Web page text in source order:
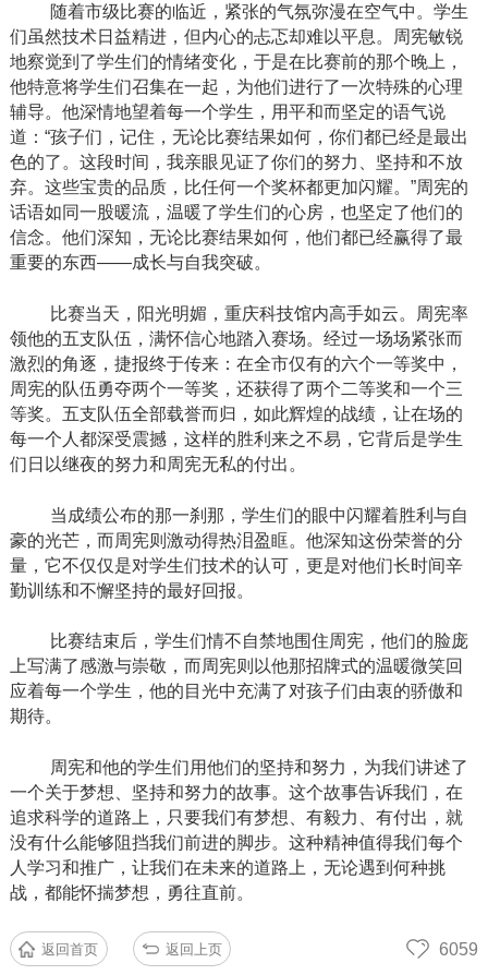
随着市级比赛的临近，紧张的气氛弥漫在空气中。学生
们虽然技术日益精进，但内心的忐忑却难以平息。周宪敏锐
地察觉到了学生们的情绪变化，于是在比赛前的那个晚上，
他特意将学生们召集在一起，为他们进行了一次特殊的心理
辅导。他深情地望着每一个学生，用平和而坚定的语气说
道： “孩子们，记住，无论比赛结果如何，你们都已经是最出
色的了。这段时间，我亲眼见证了你们的努力、坚持和不放
弃。这些宝贵的品质，比任何一个奖杯都更加闪耀。”周宪的
话语如同一股暖流，温暖了学生们的心房，也坚定了他们的
信念。他们深知，无论比赛结果如何，他们都已经赢得了最
重要的东西——成长与自我突破。
比赛当天，阳光明媚，重庆科技馆内高手如云。周宪率
领他的五支队伍，满怀信心地踏入赛场。经过一场场紧张而
激烈的角逐，捷报终于传来：在全市仅有的六个一等奖中，
周宪的队伍勇夺两个一等奖，还获得了两个二等奖和一个三
等奖。五支队伍全部载誉而归，如此辉煌的战绩，让在场的
每一个人都深受震撼，这样的胜利来之不易，它背后是学生
们日以继夜的努力和周宪无私的付出。
当成绩公布的那一刹那，学生们的眼中闪耀着胜利与自
豪的光芒，而周宪则激动得热泪盈眶。他深知这份荣誉的分
量，它不仅仅是对学生们技术的认可，更是对他们长时间辛
勤训练和不懈坚持的最好回报。
比赛结束后，学生们情不自禁地围住周宪，他们的脸庞
上写满了感激与崇敬，而周宪则以他那招牌式的温暖微笑回
应着每一个学生，他的目光中充满了对孩子们由衷的骄傲和
期待。
周宪和他的学生们用他们的坚持和努力，为我们讲述了
一个关于梦想、坚持和努力的故事。这个故事告诉我们，在
追求科学的道路上，只要我们有梦想、有毅力、有付出，就
没有什么能够阻挡我们前进的脚步。这种精神值得我们每个
人学习和推广，让我们在未来的道路上，无论遇到何种挑
战，都能怀揣梦想，勇往直前。
返回首页 返回上页 6059